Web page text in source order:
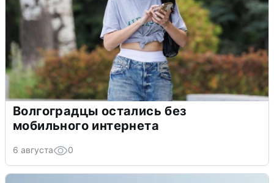
Волгоградцы остались без
мобильного интернета
6 августа 0